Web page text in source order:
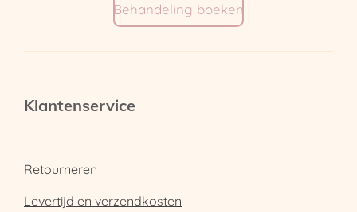
Behandeling boeken
Klantenservice
Retourneren
Levertijd en verzendkosten